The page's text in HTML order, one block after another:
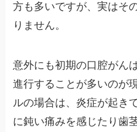
方も多いですが、実はそ
りません。
意外にも初期の口腔がん
進行することが多いのが
ルの場合は、炎症が起き
に鈍い痛みを感じたり歯